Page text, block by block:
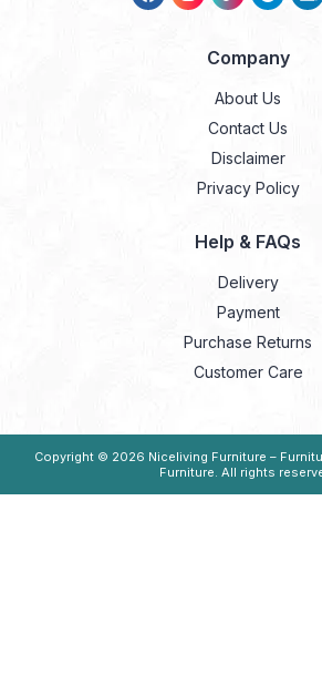
Company
About Us
Contact Us
Disclaimer
Privacy Policy
Help & FAQs
Delivery
Payment
Purchase Returns
Customer Care
Copyright © 2026 Niceliving Furniture –
Furniture . All rights